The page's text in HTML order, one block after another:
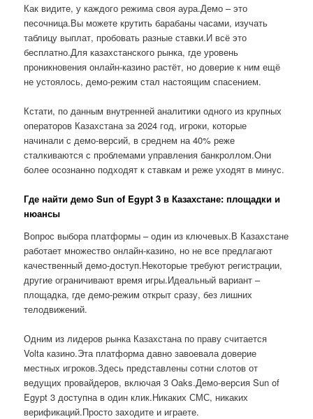
Как видите, у каждого режима своя аура.Демо – это
песочница.Вы можете крутить барабаны часами, изучать
таблицу выплат, пробовать разные ставки.И всё это
бесплатно.Для казахстанского рынка, где уровень
проникновения онлайн-казино растёт, но доверие к ним ещё
не устоялось, демо-режим стал настоящим спасением.
Кстати, по данным внутренней аналитики одного из крупных
операторов Казахстана за 2024 год, игроки, которые
начинали с демо-версий, в среднем на 40% реже
сталкиваются с проблемами управления банкроллом.Они
более осознанно подходят к ставкам и реже уходят в минус.
Где найти демо Sun of Egypt 3 в Казахстане: площадки и
нюансы
Вопрос выбора платформы – один из ключевых.В Казахстане
работает множество онлайн-казино, но не все предлагают
качественный демо-доступ.Некоторые требуют регистрации,
другие ограничивают время игры.Идеальный вариант –
площадка, где демо-режим открыт сразу, без лишних
телодвижений.
Одним из лидеров рынка Казахстана по праву считается
Volta казино.Эта платформа давно завоевала доверие
местных игроков.Здесь представлены сотни слотов от
ведущих провайдеров, включая 3 Oaks.Демо-версия Sun of
Egypt 3 доступна в один клик.Никаких СМС, никаких
верификаций.Просто заходите и играете.